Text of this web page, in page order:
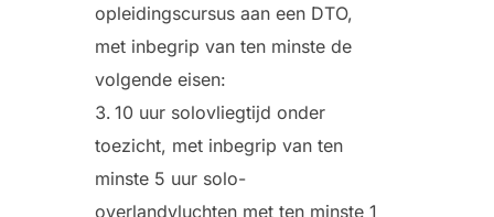
opleidingscursus aan een DTO,
met inbegrip van ten minste de
volgende eisen:
10 uur solovliegtijd onder
toezicht, met inbegrip van ten
minste 5 uur solo-
overlandvluchten met ten minste 1